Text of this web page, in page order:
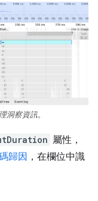
洞察資訊。
屬性，
歸因 ，在欄位中識